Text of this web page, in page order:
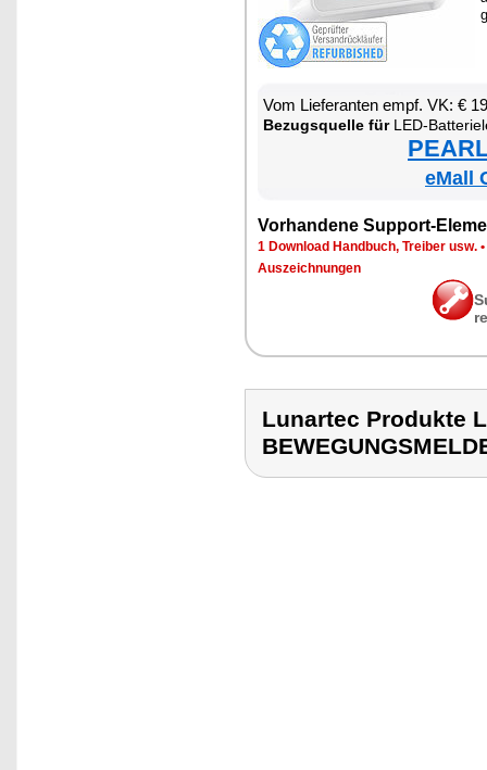
Vom Lie­fe­ran­ten empf. VK: €
Be­zugs­quel­le fürLED-
eMall
Vor­han­de­ne Sup­port-
1 Down­load Hand­buch, Trei­ber usw. •
Aus­zeich­nun­gen
Lunartec Produkte